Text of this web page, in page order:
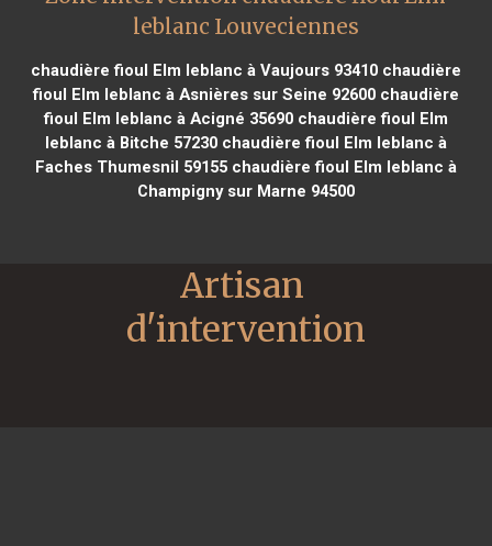
leblanc Louveciennes
chaudière fioul Elm leblanc à Vaujours 93410chaudière
fioul Elm leblanc à Asnières sur Seine 92600chaudière
fioul Elm leblanc à Acigné 35690chaudière fioul Elm
leblanc à Bitche 57230chaudière fioul Elm leblanc à
Faches Thumesnil 59155chaudière fioul Elm leblanc à
Champigny sur Marne 94500
Artisan
d'intervention